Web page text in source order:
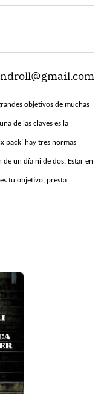
objetivos de muchas
de las claves es la
pack’ hay tres normas
de un día ni de dos. Estar en
tu objetivo, presta